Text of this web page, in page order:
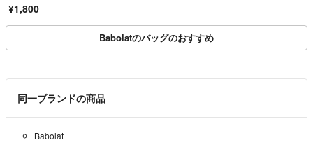
¥1,800
Babolatのバッグのおすすめ
同一ブランドの商品
Babolat